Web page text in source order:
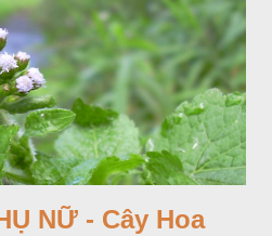
NỮ - Cây Hoa